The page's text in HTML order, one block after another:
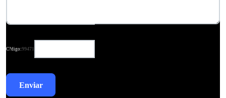
C?digo:99471